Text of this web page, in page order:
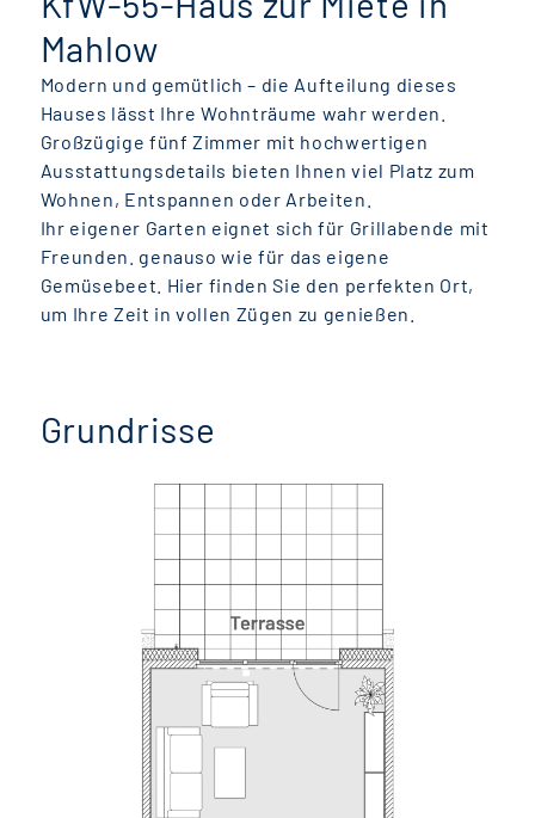
Mahlow
Modern und gemütlich – die Aufteilung dieses
Hauses lässt Ihre Wohnträume wahr werden.
Großzügige fünf Zimmer mit hochwertigen
Ausstattungsdetails bieten Ihnen viel Platz zum
Wohnen, Entspannen oder Arbeiten.
Ihr eigener Garten eignet sich für Grillabende mit
Freunden. genauso wie für das eigene
Gemüsebeet. Hier finden Sie den perfekten Ort,
um Ihre Zeit in vollen Zügen zu genießen.
Grundrisse